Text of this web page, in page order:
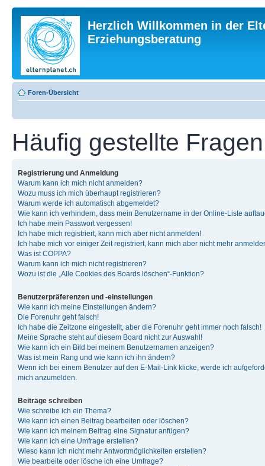
Herzlich Willkommen in der
Erziehungsberatung
Foren-Übersicht
Häufig gestellte Fragen
Registrierung und Anmeldung
Warum kann ich mich nicht anmelden?
Wozu muss ich mich überhaupt registrieren?
Warum werde ich automatisch abgemeldet?
Wie kann ich verhindern, dass mein Benutzername in der Online-Liste
Ich habe mein Passwort vergessen!
Ich habe mich registriert, kann mich aber nicht anmelden!
Ich habe mich vor einiger Zeit registriert, kann mich aber nicht mehr
Was ist COPPA?
Warum kann ich mich nicht registrieren?
Wozu ist die „Alle Cookies des Boards löschen“-Funktion?
Benutzerpräferenzen und -einstellungen
Wie kann ich meine Einstellungen ändern?
Die Forenuhr geht falsch!
Ich habe die Zeitzone eingestellt, aber die Forenuhr geht immer noch falsch!
Meine Sprache steht auf diesem Board nicht zur Auswahl!
Wie kann ich ein Bild bei meinem Benutzernamen anzeigen?
Was ist mein Rang und wie kann ich ihn ändern?
Wenn ich bei einem Benutzer auf den E-Mail-Link klicke, werde ich
mich anzumelden.
Beiträge schreiben
Wie schreibe ich ein Thema?
Wie kann ich einen Beitrag bearbeiten oder löschen?
Wie kann ich meinem Beitrag eine Signatur anfügen?
Wie kann ich eine Umfrage erstellen?
Wieso kann ich nicht mehr Antwortmöglichkeiten erstellen?
Wie bearbeite oder lösche ich eine Umfrage?